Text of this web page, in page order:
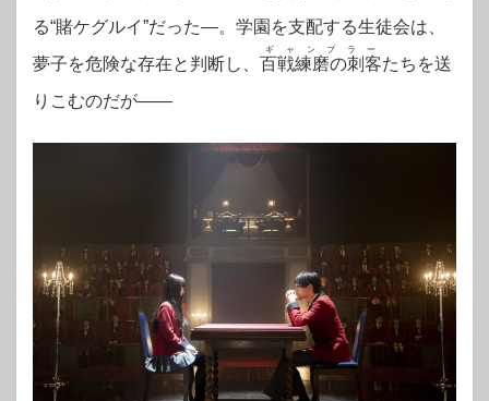
る“賭ケグルイ”だった―。学園を支配する生徒会は、
夢子を危険な存在と判断し、 百戦練磨の刺客
ギャンブラー
たちを送
りこむのだが―—